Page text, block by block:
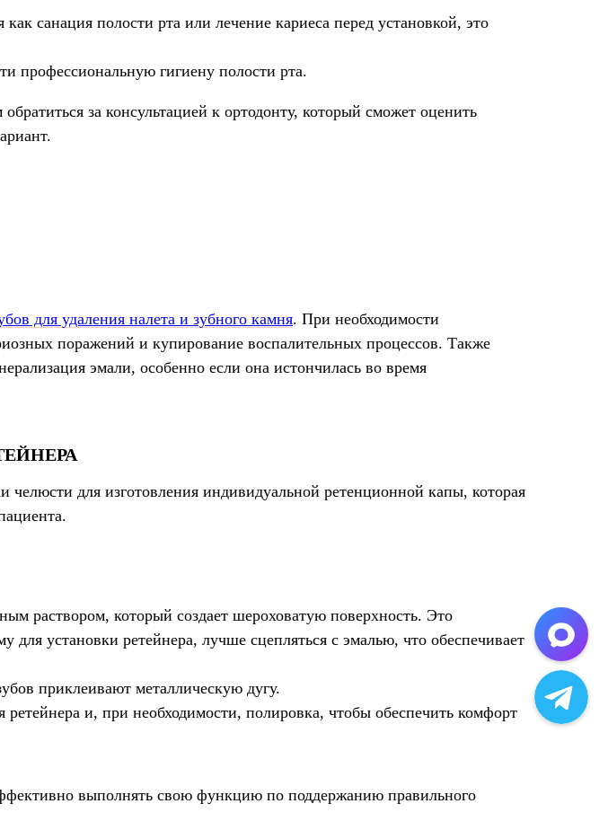
как санация полости рта или лечение кариеса перед установкой, это
профессиональную гигиену полости рта.
за консультацией к ортодонту, который сможет оценить
для удаления налета и зубного камня. При необходимости
поражений и купирование воспалительных процессов. Также
эмали, особенно если она истончилась во время
челюсти для изготовления индивидуальной ретенционной капы, которая
раствором, который создает шероховатую поверхность. Это
для установки ретейнера, лучше сцепляться с эмалью, что обеспечивает
приклеивают металлическую дугу.
и, при необходимости, полировка, чтобы обеспечить комфорт
выполнять свою функцию по поддержанию правильного